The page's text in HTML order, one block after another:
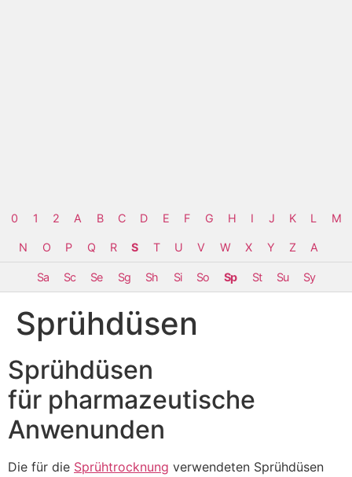
0 1 2 A B C D E F G H I J K L M
N O P Q R S T U V W X Y Z Α
Sa Sc Se Sg Sh Si So Sp St Su Sy
Sprühdüsen
Sprühdüsen
für pharmazeutische
Anwenunden
Die für die Sprühtrocknung verwendeten Sprühdüsen